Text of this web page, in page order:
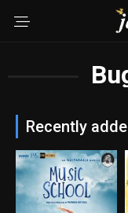
Recently